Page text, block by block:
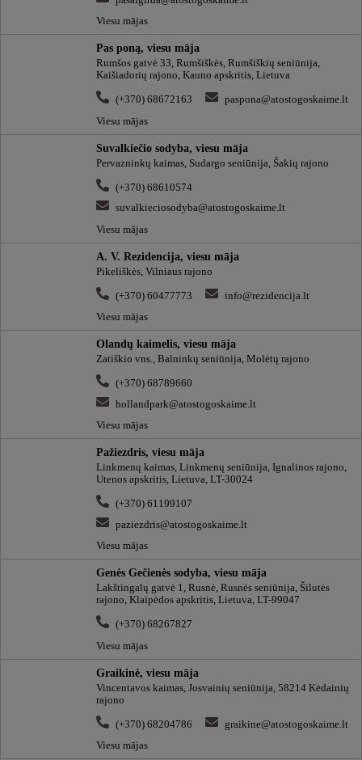
Viesu mājas
Pas poną, viesu māja
Rumšos gatvė 33, Rumšiškės, Rumšiškių seniūnija,
Kaišiadorių rajono, Kauno apskritis, Lietuva
(+370) 68672163
paspona@atostogoskaime.lt
Viesu mājas
Suvalkiečio sodyba, viesu māja
Pervazninkų kaimas, Sudargo seniūnija, Šakių rajono
(+370) 68610574
suvalkieciosodyba@atostogoskaime.lt
Viesu mājas
A. V. Rezidencija, viesu māja
Pikeliškės, Vilniaus rajono
(+370) 60477773
info@rezidencija.lt
Viesu mājas
Olandų kaimelis, viesu māja
Zatiškio vns., Balninkų seniūnija, Molėtų rajono
(+370) 68789660
hollandpark@atostogoskaime.lt
Viesu mājas
Pažiezdris, viesu māja
Linkmenų kaimas, Linkmenų seniūnija, Ignalinos rajono,
Utenos apskritis, Lietuva, LT-30024
(+370) 61199107
paziezdris@atostogoskaime.lt
Viesu mājas
Genės Gečienės sodyba, viesu māja
Lakštingalų gatvė 1, Rusnė, Rusnės seniūnija, Šilutės
rajono, Klaipėdos apskritis, Lietuva, LT-99047
(+370) 68267827
Viesu mājas
Graikinė, viesu māja
Vincentavos kaimas, Josvainių seniūnija, 58214 Kėdainių
rajono
(+370) 68204786
graikine@atostogoskaime.lt
Viesu mājas